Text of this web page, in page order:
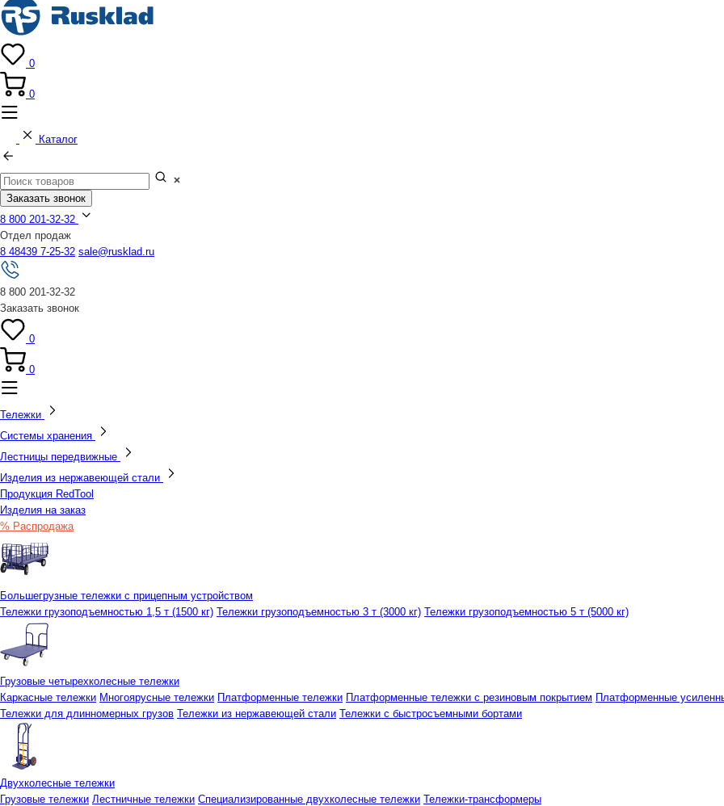
0
0
Каталог
Заказать звонок
8 800 201-32-32
Отдел продаж
8 48439 7-25-32 sale@rusklad.ru
8 800 201-32-32
Заказать звонок
0
0
Тележки
Системы хранения
Лестницы передвижные
Изделия из нержавеющей стали
Продукция RedTool
Изделия на заказ
% Распродажа
Большегрузные тележки с прицепным устройством
Тележки грузоподъемностью 1,5 т (1500 кг) Тележки грузоподъемностью 3 т (3000 кг) Тележки грузоподъемностью 5 т (5000 кг)
Грузовые четырехколесные тележки
Каркасные тележки Многоярусные тележки Платформенные тележки Платформенные тележки с резиновым покрытием Платформенные
Тележки для длинномерных грузов Тележки из нержавеющей стали Тележки с быстросъемными бортами
Двухколесные тележки
Грузовые тележки Лестничные тележки Специализированные двухколесные тележки Тележки-трансформеры